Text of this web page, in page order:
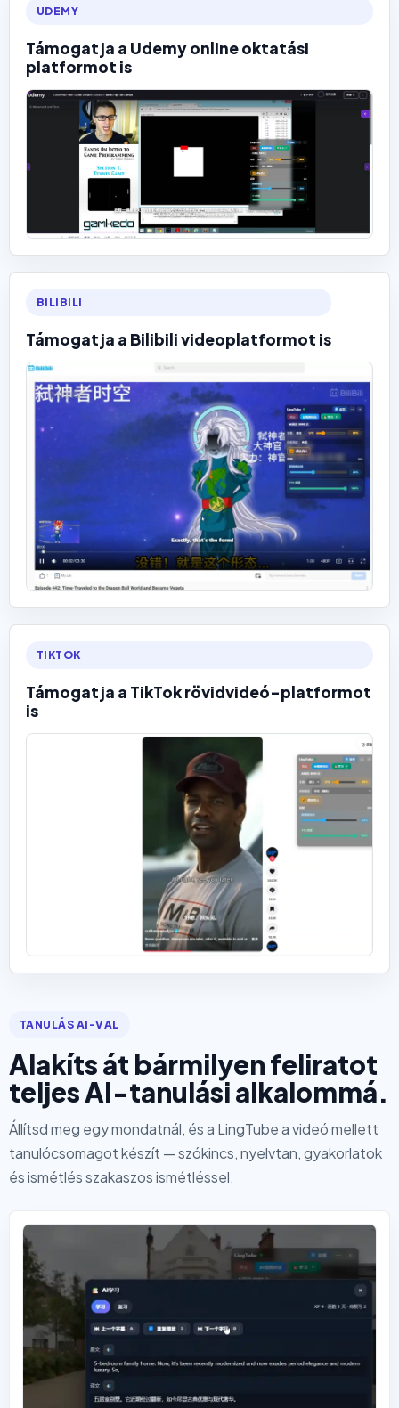
UDEMY
Támogatja a Udemy online oktatási
platformot is
BILIBILI
Támogatja a Bilibili videoplatformot is
TIKTOK
Támogatja a TikTok rövidvideó-platformot
is
TANULÁS AI-VAL
Alakíts át bármilyen feliratot
teljes AI-tanulási alkalommá.
Állítsd meg egy mondatnál, és a LingTube a videó mellett
tanulócsomagot készít — szókincs, nyelvtan, gyakorlatok
és ismétlés szakaszos ismétléssel.